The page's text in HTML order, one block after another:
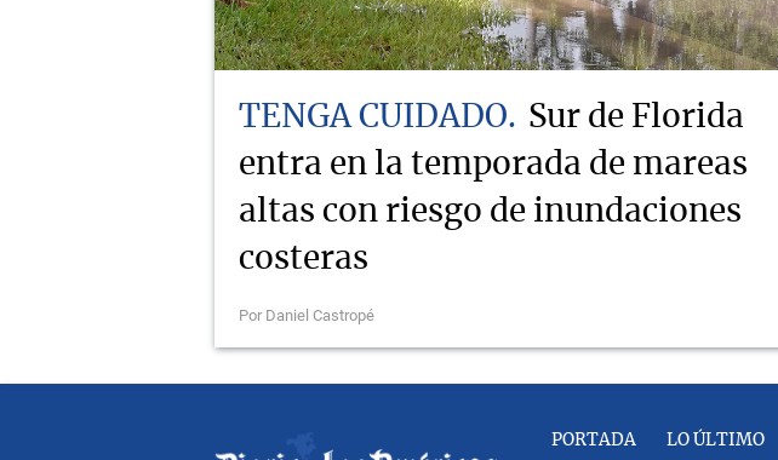
TENGA CUIDADO
Sur de Florida
entra en la temporada de mareas
altas con riesgo de inundaciones
costeras
Por Daniel Castropé
PORTADA LO ÚLTIMO